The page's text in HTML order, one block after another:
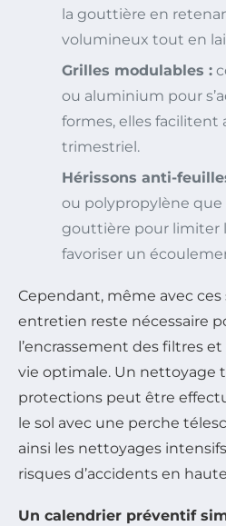
la gouttière en
volumineux tout en
Grilles modulables :
ou aluminium pour
formes, elles facilitent
trimestriel.
Hérissons anti-
ou polypropylène que
gouttière pour limiter
favoriser un
Cependant, même avec ces
entretien reste nécessaire
l’encrassement des filtres
vie optimale. Un nettoyage
protections peut être
le sol avec une perche
ainsi les nettoyages
risques d’accidents en
Un calendrier préventif